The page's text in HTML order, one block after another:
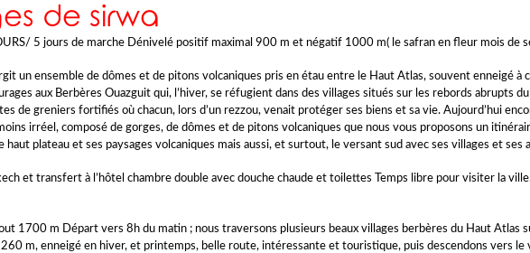
de sirwa
5 jours de marche Dénivelé positif maximal 900 m et négatif 1000 m( le safran en fleur mois de
un ensemble de dômes et de pitons volcaniques pris en étau entre le Haut Atlas, souvent enneigé à
aux Berbères Ouazguit qui, l’hiver, se réfugient dans des villages situés sur les rebords abrupts du
de greniers fortifiés où chacun, lors d’un rezzou, venait protéger ses biens et sa vie. Aujourd’hui
irréel, composé de gorges, de dômes et de pitons volcaniques que nous vous proposons un
plateau et ses paysages volcaniques mais aussi, et surtout, le versant sud avec ses villages et ses
et transfert à l’hôtel chambre double avec douche chaude et toilettes Temps libre pour visiter la
1700 m Départ vers 8h du matin ; nous traversons plusieurs beaux villages berbères du Haut Atlas
m, enneigé en hiver, et printemps, belle route, intéressante et touristique, puis descendons vers le